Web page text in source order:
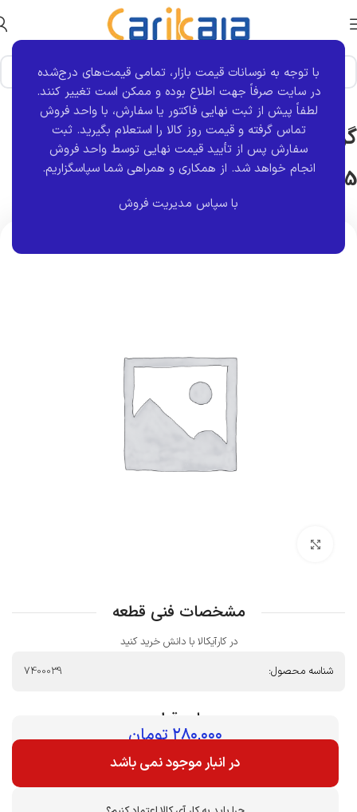
با توجه به نوسانات قیمت بازار، تمامی قیمت‌های درج‌شده
در سایت صرفاً جهت اطلاع بوده و ممکن است تغییر کنند.
لطفاً پیش از ثبت نهایی فاکتور یا سفارش، با واحد فروش
تماس گرفته و قیمت روز کالا را استعلام بگیرید. ثبت
سفارش پس از تأیید قیمت نهایی توسط واحد فروش
انجام خواهد شد. از همکاری و همراهی شما سپاسگزاریم.
با سپاس مدیریت فروش
خانه برند قطعه S4T
گردگیر آکاردئونی پلی پورتان یک سر تنگ
405 | s4t
مشخصات فنی قطعه
در کارآیکالا با دانش خرید کنید
شناسه محصول:
7400039
بهای قطعه :
۲۸۰,۰۰۰تومان
در انبار موجود نمی باشد